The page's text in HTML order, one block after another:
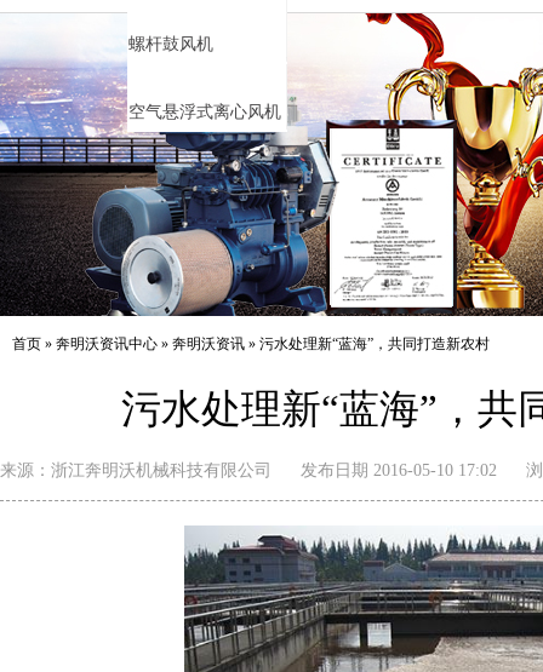
螺杆鼓风机
空气悬浮式离心风机
首页 » 奔明沃资讯中心 » 奔明沃资讯 » 污水处理新“蓝海”，共同打造新农村
污水处理新“蓝海”，共
来源： 浙江奔明沃机械科技有限公司 发布日期 2016-05-10 17:02